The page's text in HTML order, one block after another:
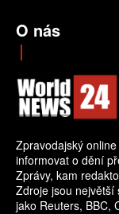
O nás
Zpravodajský
informovat o dění
Zprávy, kam
Zdroje jsou největší
jako Reuters, BBC,